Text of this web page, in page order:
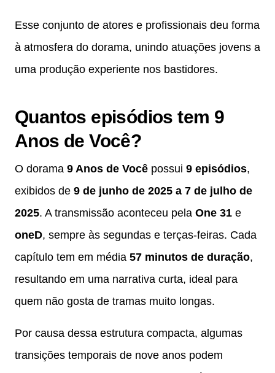
Esse conjunto de atores e profissionais deu forma
à atmosfera do dorama, unindo atuações jovens a
uma produção experiente nos bastidores.
Quantos episódios tem 9
Anos de Você?
O dorama 9 Anos de Você possui 9 episódios,
exibidos de 9 de junho de 2025 a 7 de julho de
2025. A transmissão aconteceu pela One 31 e
oneD, sempre às segundas e terças-feiras. Cada
capítulo tem em média 57 minutos de duração,
resultando em uma narrativa curta, ideal para
quem não gosta de tramas muito longas.
Por causa dessa estrutura compacta, algumas
transições temporais de nove anos podem